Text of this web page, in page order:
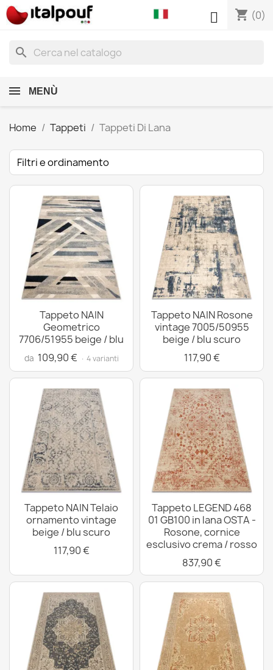
shopping_cart (0)

search
MENÙ
Home Tappeti Tappeti Di Lana
Filtri e ordinamento
Tappeto NAIN
Geometrico
7706/51955 beige / blu
da 109,90 € · 4 varianti
Tappeto NAIN Rosone
vintage 7005/50955
beige / blu scuro
117,90 €
Tappeto NAIN Telaio
ornamento vintage
beige / blu scuro
117,90 €
Tappeto LEGEND 468
01 GB100 in lana OSTA -
Rosone, cornice
esclusivo crema / rosso
837,90 €